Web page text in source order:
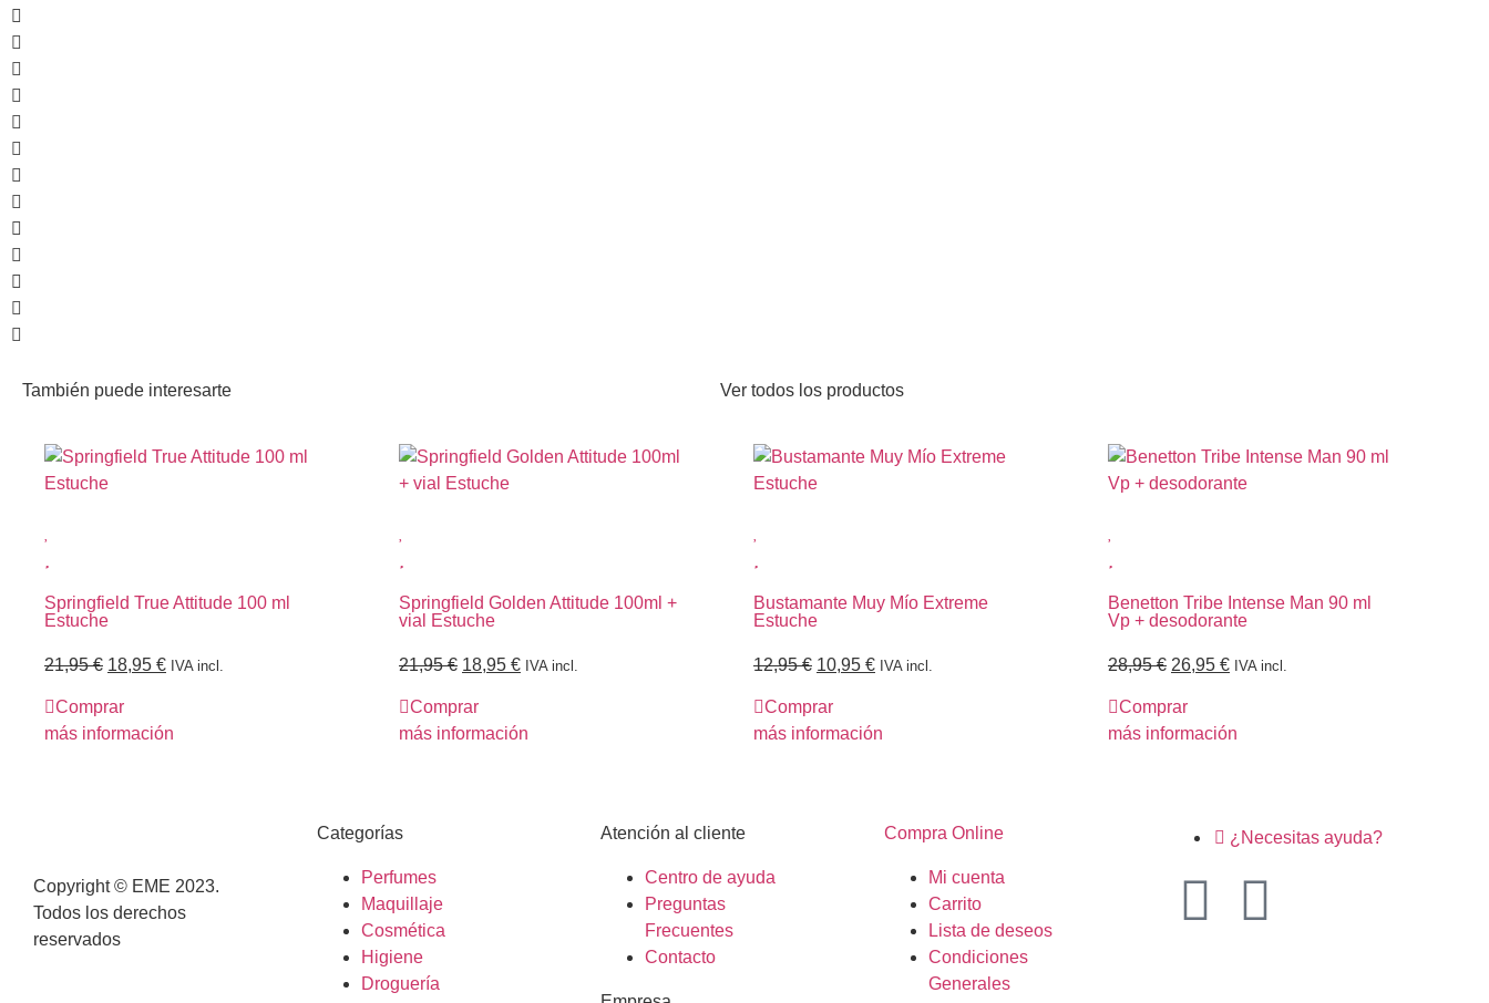
También puede interesarte Ver todos los productos
Springfield True Attitude 100 ml
Estuche
21,95€ 18,95 € IVA incl.
Comprar
más información
Springfield Golden Attitude 100ml +
vial Estuche
21,95€ 18,95 € IVA incl.
Comprar
más información
Bustamante Muy Mío Extreme
Estuche
12,95€ 10,95 € IVA incl.
Comprar
más información
Benetton Tribe Intense Man 90 ml
Vp + desodorante
28,95€ 26,95 € IVA incl.
Comprar
más información
Copyright © EME 2023.
Todos los derechos
reservados
Categorías
Perfumes
Maquillaje
Cosmética
Higiene
Droguería
Atención al cliente
Centro de ayuda
Preguntas
Frecuentes
Contacto
Compra Online
Mi cuenta
Carrito
Lista de deseos
Condiciones
Generales
¿Necesitas ayuda?